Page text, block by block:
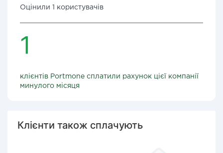
Оцінили 1 користувачів
1
клієнтів Portmone сплатили рахунок цієї компанії
минулого місяця
Клієнти також сплачують